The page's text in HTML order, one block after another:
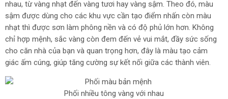
nhau, từ vàng nhạt đến vàng tươi hay vàng sậm. Theo đó, màu
sậm được dùng cho các khu vực cần tạo điểm nhấn còn màu
nhạt thì được sơn làm phông nền và có độ phủ lớn hơn. Không
chỉ hợp mệnh, sắc vàng còn đem đến vẻ vui mắt, đầy sức sống
cho căn nhà của bạn và quan trọng hơn, đây là màu tạo cảm
giác ấm cúng, giúp tăng cường sự kết nối giữa các thành viên.
Phối nhiều tông vàng với nhau